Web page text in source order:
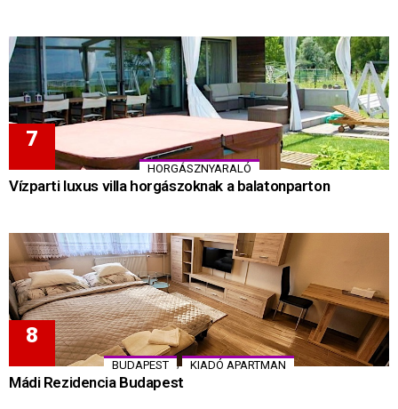
HORGÁSZNYARALÓ
Vízparti luxus villa horgászoknak a balatonparton
BUDAPEST , KIADÓ APARTMAN
Mádi Rezidencia Budapest